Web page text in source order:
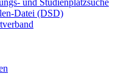
und Studienplatzsuche
Datei (DSD)